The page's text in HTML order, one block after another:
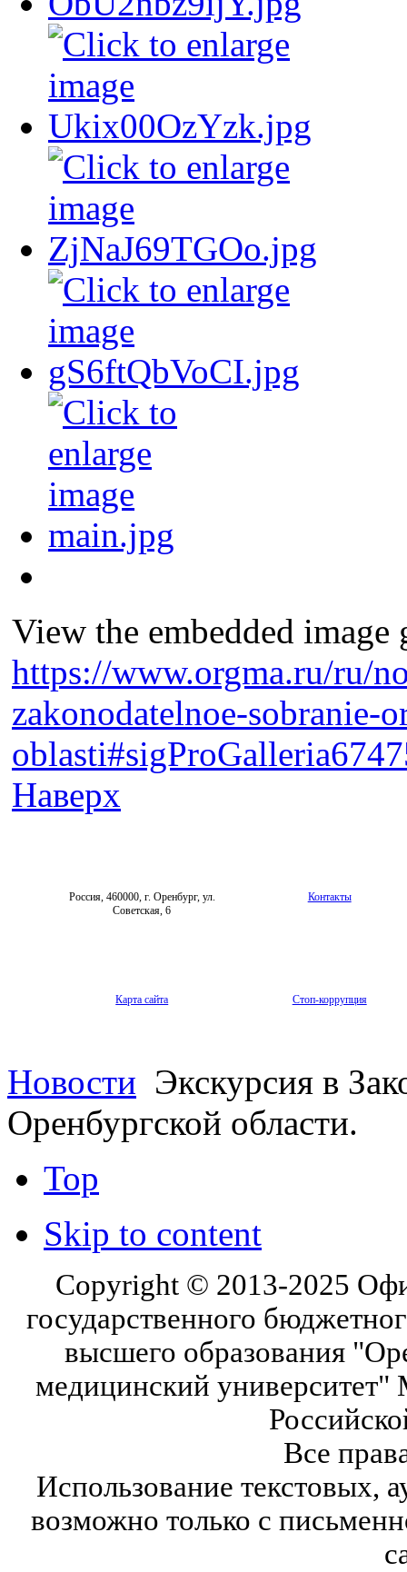
View the embedded
https://www.orgma.ru/ru/
zakonodatelnoe-sobranie-
Наверх
Россия, 460000, г. Оренбург, ул.
Советская, 6
Контакты
Карта сайта Стоп-коррупция
Новости Экскурсия в
Оренбургской области.
Top
Skip to content
Copyright © 2013-2025
государственного
высшего образования
медицинский университет"
Все
Использование текстовых,
возможно только с